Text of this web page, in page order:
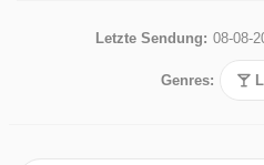
Letzte Sendung: 08-08-
Genres: